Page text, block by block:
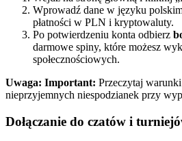
Wprowadź dane w języku
płatności w PLN i kryptowaluty.
Po potwierdzeniu konta odbierz
darmowe spiny, które możesz
społecznościowych.
Uwaga: Important: Przeczytaj
nieprzyjemnych niespodzianek przy
Dołączanie do czatów i